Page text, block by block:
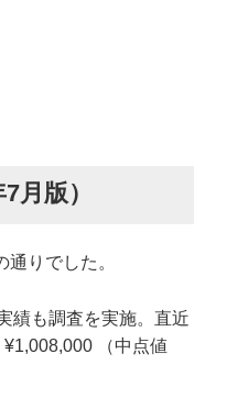
月版）
りでした。
績も調査を実施。直近
（中点値